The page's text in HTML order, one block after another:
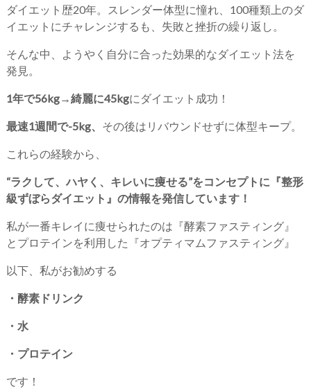
ダイエット歴20年。スレンダー体型に憧れ、100種類上のダ
イエットにチャレンジするも、失敗と挫折の繰り返し。
そんな中、ようやく自分に合った効果的なダイエット法を
発見。
1年で56kg→綺麗に45kgにダイエット成功！
最速1週間で-5kg、 その後はリバウンドせずに体型キープ。
これらの経験から、
“ラクして、ハヤく、キレいに痩せる”をコンセプトに『整形
級ずぼらダイエット』の情報を発信しています！
私が一番キレイに痩せられたのは『酵素ファスティング』
とプロテインを利用した『オプティマムファスティング』
以下、私がお勧めする
・酵素ドリンク
・水
・プロテイン
です！